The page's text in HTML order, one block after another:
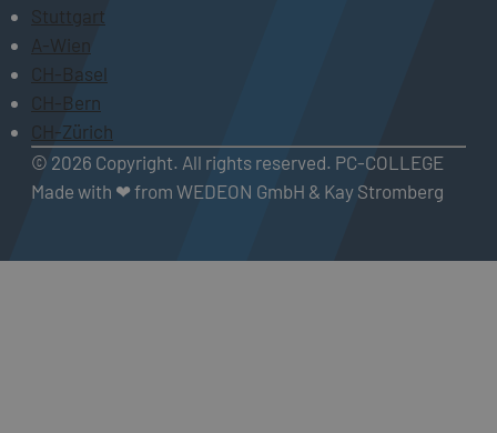
Stuttgart
A-Wien
CH-Basel
CH-Bern
CH-Zürich
© 2026 Copyright. All rights reserved. PC-COLLEGE
Made with ❤ from WEDEON GmbH & Kay Stromberg